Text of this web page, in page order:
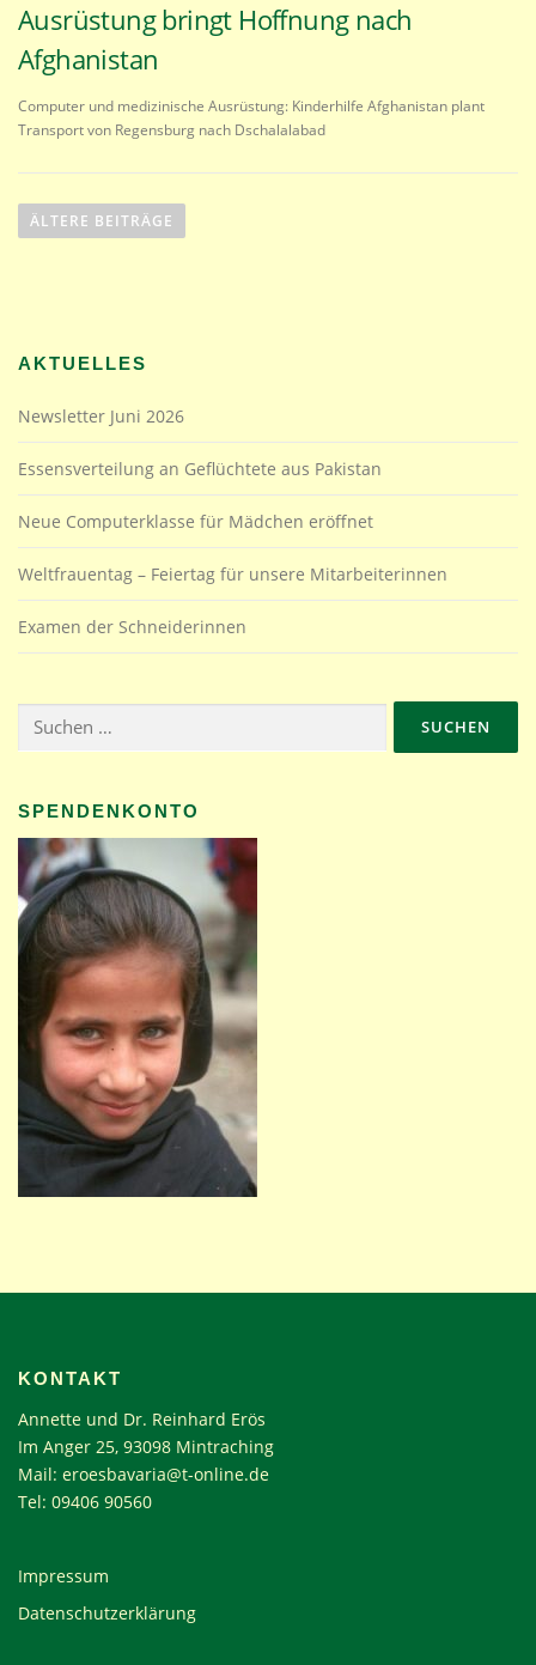
Ausrüstung bringt Hoffnung nach
Afghanistan
Computer und medizinische Ausrüstung: Kinderhilfe Afghanistan plant
Transport von Regensburg nach Dschalalabad
e
g
s
n
a
v
i
g
a
t
i
ÄLTERE BEITRÄGE
AKTUELLES
Newsletter Juni 2026
Essensverteilung an Geflüchtete aus Pakistan
Neue Computerklasse für Mädchen eröffnet
Weltfrauentag – Feiertag für unsere Mitarbeiterinnen
Examen der Schneiderinnen
nach:
SPENDENKONTO
KONTAKT
Annette und Dr. Reinhard Erös
Im Anger 25, 93098 Mintraching
Mail: eroesbavaria@t-online.de
Tel: 09406 90560
Impressum
Datenschutzerklärung